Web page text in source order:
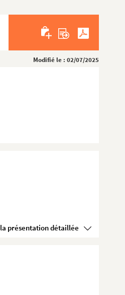
Modifié le : 02/07/2025
Voir la présentation détaillée